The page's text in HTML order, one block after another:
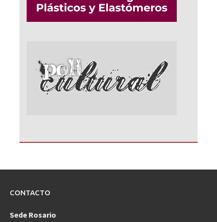
CONTACTO
Sede Rosario